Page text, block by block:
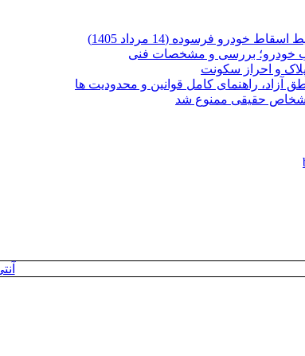
خودرو فرسوده (14 مرداد 1405)
و احراز سکونت
آزاد، راهنمای کامل قوانین و محدودیت ها
حقیقی ممنوع شد